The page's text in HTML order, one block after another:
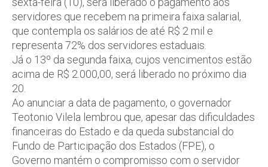
servidores que recebem na primeira faixa salarial,
que contempla os salários de até R$ 2 mil e
representa 72% dos servidores estaduais.
Já o 13º da segunda faixa, cujos vencimentos estão
acima de R$ 2.000,00, será liberado no próximo dia
20.
Ao anunciar a data de pagamento, o governador
Teotonio Vilela lembrou que, apesar das dificuldades
financeiras do Estado e da queda substancial do
Fundo de Participação dos Estados (FPE), o
Governo mantém o compromisso com o servidor